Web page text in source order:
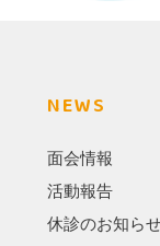
NEWS
面会情報
活動報告
休診のお知ら